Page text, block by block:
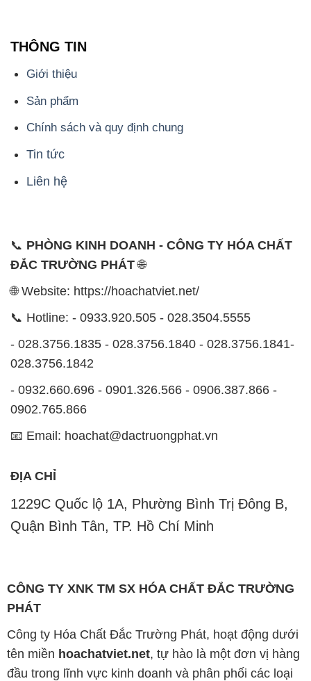
THÔNG TIN
Giới thiệu
Sản phẩm
Chính sách và quy định chung
Tin tức
Liên hệ
📞 PHÒNG KINH DOANH - CÔNG TY HÓA CHẤT
ĐẮC TRƯỜNG PHÁT🌐
🌐 Website: https://hoachatviet.net/
📞 Hotline: - 0933.920.505 - 028.3504.5555
- 028.3756.1835 - 028.3756.1840 - 028.3756.1841-
028.3756.1842
- 0932.660.696 - 0901.326.566 - 0906.387.866 -
0902.765.866
📧 Email: hoachat@dactruongphat.vn
ĐỊA CHỈ
1229C Quốc lộ 1A, Phường Bình Trị Đông B,
Quận Bình Tân, TP. Hồ Chí Minh
CÔNG TY XNK TM SX HÓA CHẤT ĐẮC TRƯỜNG
PHÁT
Công ty Hóa Chất Đắc Trường Phát, hoạt động dưới
tên miền hoachatviet.net, tự hào là một đơn vị hàng
đầu trong lĩnh vực kinh doanh và phân phối các loại